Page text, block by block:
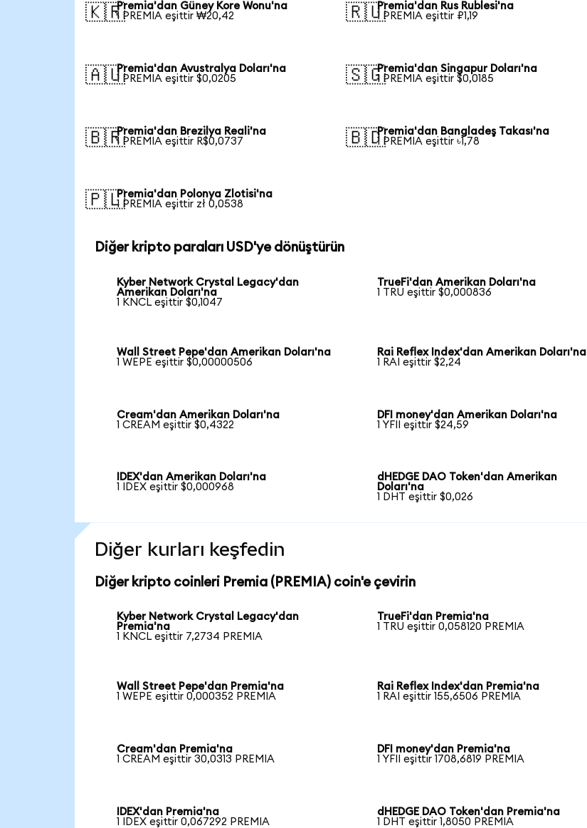
🇰🇷Premia'dan Güney Kore Wonu'na
1 PREMIA eşittir ₩20,42
🇷🇺Premia'dan Rus Rublesi'na
1 PREMIA eşittir ₽1,19
🇦🇺Premia'dan Avustralya Doları'na
1 PREMIA eşittir $0,0205
🇸🇬Premia'dan Singapur Doları'na
1 PREMIA eşittir $0,0185
🇧🇷Premia'dan Brezilya Reali'na
1 PREMIA eşittir R$0,0737
🇧🇩Premia'dan Bangladeş Takası'na
1 PREMIA eşittir ৳1,78
🇵🇱Premia'dan Polonya Zlotisi'na
1 PREMIA eşittir zł 0,0538
Diğer kripto paraları USD'ye dönüştürün
Kyber Network Crystal Legacy'dan
Amerikan Doları'na
1 KNCL eşittir $0,1047
TrueFi'dan Amerikan Doları'na
1 TRU eşittir $0,000836
Wall Street Pepe'dan Amerikan Doları'na
1 WEPE eşittir $0,00000506
Rai Reflex Index'dan Amerikan Doları'na
1 RAI eşittir $2,24
Cream'dan Amerikan Doları'na
1 CREAM eşittir $0,4322
DFI money'dan Amerikan Doları'na
1 YFII eşittir $24,59
IDEX'dan Amerikan Doları'na
1 IDEX eşittir $0,000968
dHEDGE DAO Token'dan Amerikan
Doları'na
1 DHT eşittir $0,026
Diğer kurları keşfedin
Diğer kripto coinleri Premia (PREMIA) coin'e çevirin
Kyber Network Crystal Legacy'dan
Premia'na
1 KNCL eşittir 7,2734 PREMIA
TrueFi'dan Premia'na
1 TRU eşittir 0,058120 PREMIA
Wall Street Pepe'dan Premia'na
1 WEPE eşittir 0,000352 PREMIA
Rai Reflex Index'dan Premia'na
1 RAI eşittir 155,6506 PREMIA
Cream'dan Premia'na
1 CREAM eşittir 30,0313 PREMIA
DFI money'dan Premia'na
1 YFII eşittir 1708,6819 PREMIA
IDEX'dan Premia'na
1 IDEX eşittir 0,067292 PREMIA
dHEDGE DAO Token'dan Premia'na
1 DHT eşittir 1,8050 PREMIA